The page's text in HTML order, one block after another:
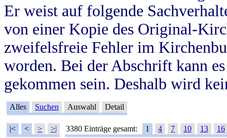
Er weist auf folgende
von einer Kopie des Original-
zweifelsfreie Fehler im
worden. Bei der Abschrift kann
gekommen sein. Deshalb wird
Alles Suchen Auswahl Detail
|< < > >| 3380 Einträge gesamt: 1 4 7 10 13
16